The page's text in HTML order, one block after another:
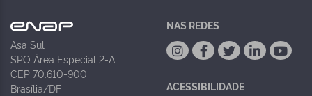
Asa Sul
SPO Área Especial 2-A
CEP 70.610-900
Brasília/DF
NAS REDES
ACESSIBILIDADE